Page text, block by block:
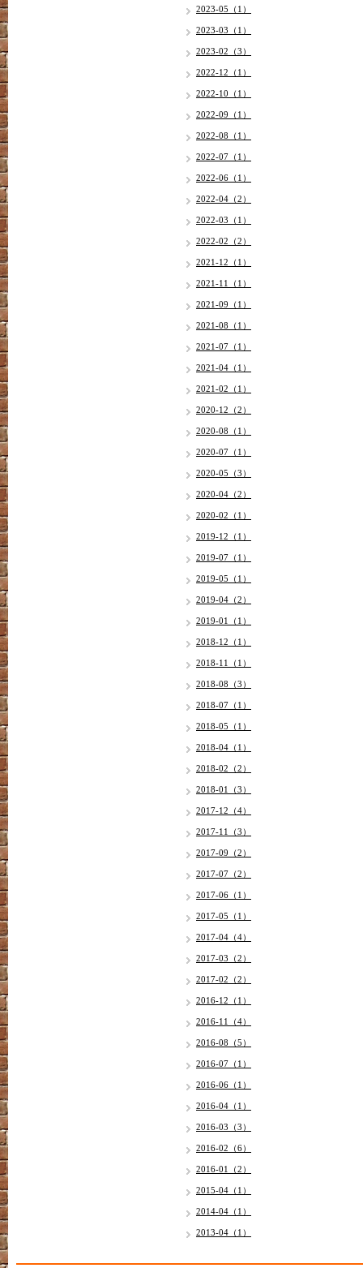
2023-05（1）
2023-03（1）
2023-02（3）
2022-12（1）
2022-10（1）
2022-09（1）
2022-08（1）
2022-07（1）
2022-06（1）
2022-04（2）
2022-03（1）
2022-02（2）
2021-12（1）
2021-11（1）
2021-09（1）
2021-08（1）
2021-07（1）
2021-04（1）
2021-02（1）
2020-12（2）
2020-08（1）
2020-07（1）
2020-05（3）
2020-04（2）
2020-02（1）
2019-12（1）
2019-07（1）
2019-05（1）
2019-04（2）
2019-01（1）
2018-12（1）
2018-11（1）
2018-08（3）
2018-07（1）
2018-05（1）
2018-04（1）
2018-02（2）
2018-01（3）
2017-12（4）
2017-11（3）
2017-09（2）
2017-07（2）
2017-06（1）
2017-05（1）
2017-04（4）
2017-03（2）
2017-02（2）
2016-12（1）
2016-11（4）
2016-08（5）
2016-07（1）
2016-06（1）
2016-04（1）
2016-03（3）
2016-02（6）
2016-01（2）
2015-04（1）
2014-04（1）
2013-04（1）